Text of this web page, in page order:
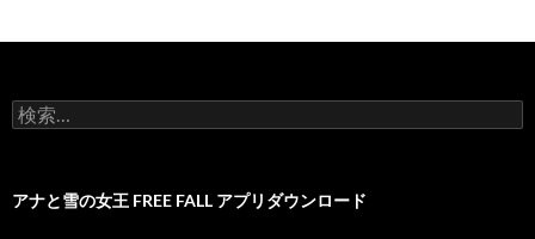
検
索:
アナと雪の女王 FREE FALL アプリダウンロード